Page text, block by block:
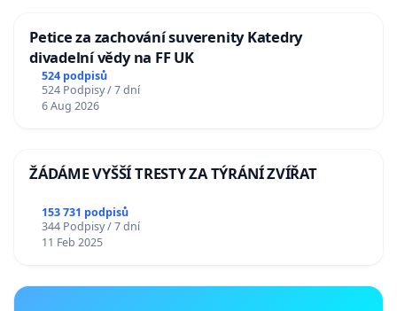
Petice za zachování suverenity Katedry
divadelní vědy na FF UK
524 podpisů
524 Podpisy / 7 dní
6 Aug 2026
ŽÁDÁME VYŠŠÍ TRESTY ZA TÝRÁNÍ ZVÍŘAT
153 731 podpisů
344 Podpisy / 7 dní
11 Feb 2025